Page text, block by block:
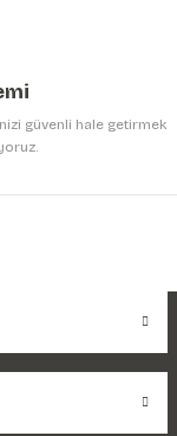
güvenli hale getirmek